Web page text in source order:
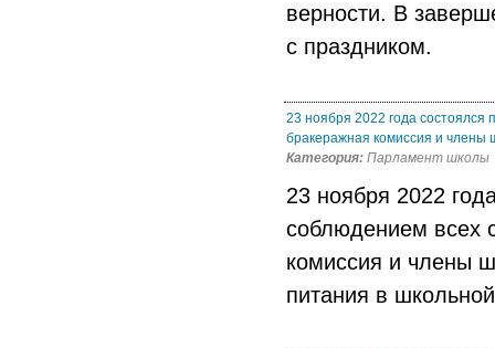
верности. В
с праздником.
23 ноября 2022 года
бракеражная комиссия и члены
Категория: Парламент школы
23 ноября 2022
соблюдением всех
комиссия и члены
питания в